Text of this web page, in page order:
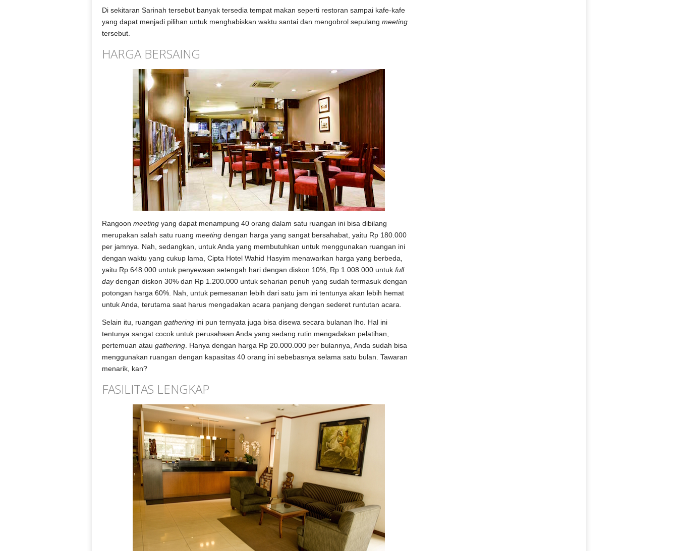
Di sekitaran Sarinah tersebut banyak tersedia tempat makan seperti restoran sampai kafe-kafe
yang dapat menjadi pilihan untuk menghabiskan waktu santai dan mengobrol sepulang meeting
tersebut.
HARGA BERSAING
Rangoon meeting yang dapat menampung 40 orang dalam satu ruangan ini bisa dibilang
merupakan salah satu ruang meeting dengan harga yang sangat bersahabat, yaitu Rp 180.000
per jamnya. Nah, sedangkan, untuk Anda yang membutuhkan untuk menggunakan ruangan ini
dengan waktu yang cukup lama, Cipta Hotel Wahid Hasyim menawarkan harga yang berbeda,
yaitu Rp 648.000 untuk penyewaan setengah hari dengan diskon 10%, Rp 1.008.000 untuk full
daydengan diskon 30% dan Rp 1.200.000 untuk seharian penuh yang sudah termasuk dengan
potongan harga 60%. Nah, untuk pemesanan lebih dari satu jam ini tentunya akan lebih hemat
untuk Anda, terutama saat harus mengadakan acara panjang dengan sederet runtutan acara.
Selain itu, ruangan gathering ini pun ternyata juga bisa disewa secara bulanan lho. Hal ini
tentunya sangat cocok untuk perusahaan Anda yang sedang rutin mengadakan pelatihan,
pertemuan atau gathering. Hanya dengan harga Rp 20.000.000 per bulannya, Anda sudah bisa
menggunakan ruangan dengan kapasitas 40 orang ini sebebasnya selama satu bulan. Tawaran
menarik, kan?
FASILITAS LENGKAP